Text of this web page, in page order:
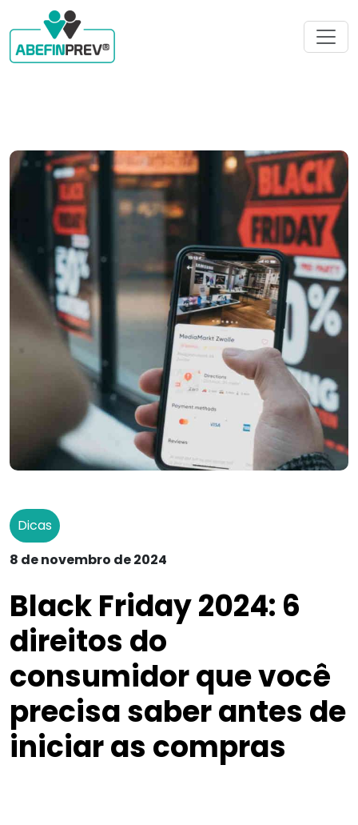
Dicas
8 de novembro de 2024
Black Friday 2024: 6
direitos do
consumidor que você
precisa saber antes de
iniciar as compras